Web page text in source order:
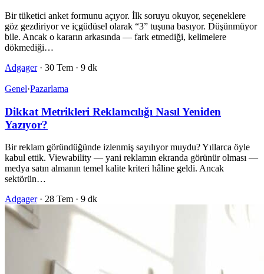
Bir tüketici anket formunu açıyor. İlk soruyu okuyor, seçeneklere
göz gezdiriyor ve içgüdüsel olarak “3” tuşuna basıyor. Düşünmüyor
bile. Ancak o kararın arkasında — fark etmediği, kelimelere
dökmediği…
Adgager · 30 Tem · 9 dk
Genel·Pazarlama
Dikkat Metrikleri Reklamcılığı Nasıl Yeniden
Yazıyor?
Bir reklam göründüğünde izlenmiş sayılıyor muydu? Yıllarca öyle
kabul ettik. Viewability — yani reklamın ekranda görünür olması —
medya satın almanın temel kalite kriteri hâline geldi. Ancak
sektörün…
Adgager · 28 Tem · 9 dk